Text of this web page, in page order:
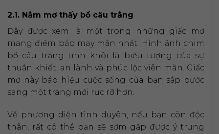
2.1. Nằm mơ thấy bồ câu trắng
Đây được xem là một trong những giấc mơ
mang điềm báo may mắn nhất. Hình ảnh chim
bồ câu trắng tinh khôi là biểu tượng của sự
thuần khiết, an lành và phúc lộc viên mãn. Giấc
mơ này báo hiệu cuộc sống của bạn sắp bước
sang một trang mới rực rỡ hơn.
Về phương diện tình duyên, nếu bạn còn độc
thân, rất có thể bạn sẽ sớm gặp được ý trung